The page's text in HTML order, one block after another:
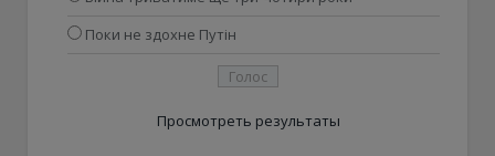
Поки не здохне Путін
Просмотреть результаты